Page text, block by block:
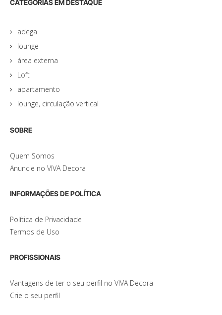
CATEGORIAS EM DESTAQUE
adega
lounge
área externa
Loft
apartamento
lounge, circulação vertical
SOBRE
Quem Somos
Anuncie no VIVA Decora
INFORMAÇÕES DE POLÍTICA
Política de Privacidade
Termos de Uso
PROFISSIONAIS
Vantagens de ter o seu perfil no VIVA Decora
Crie o seu perfil